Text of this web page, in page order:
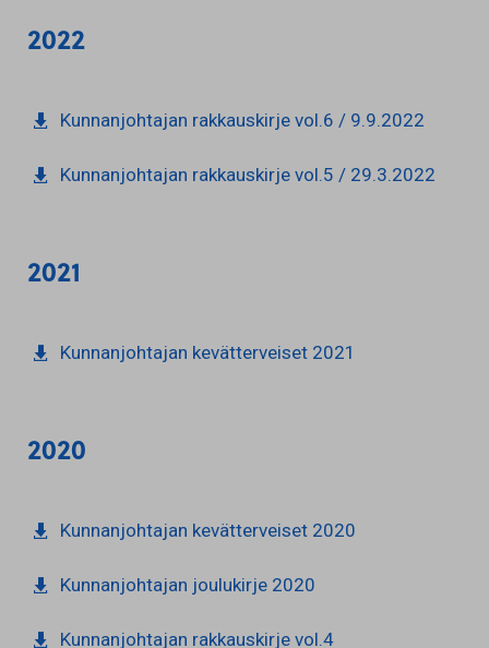
2022
Kunnanjohtajan rakkauskirje vol.6 / 9.9.2022
Kunnanjohtajan rakkauskirje vol.5 / 29.3.2022
2021
Kunnanjohtajan kevätterveiset 2021
2020
Kunnanjohtajan kevätterveiset 2020
Kunnanjohtajan joulukirje 2020
Kunnanjohtajan rakkauskirje vol.4